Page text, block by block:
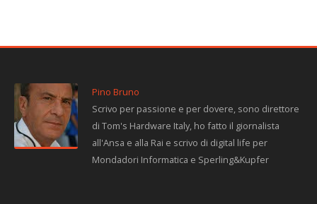
Pino Bruno
Scrivo per passione e per dovere, sono direttore
di Tom's Hardware Italy, ho fatto il giornalista
all'Ansa e alla Rai e scrivo di digital life per
Mondadori Informatica e Sperling&Kupfer